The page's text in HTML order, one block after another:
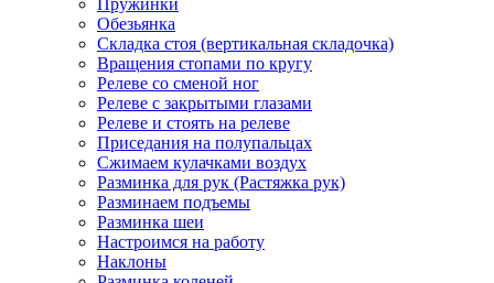
Пружинки
Обезьянка
Складка стоя (вертикальная складочка)
Вращения стопами по кругу
Релеве со сменой ног
Релеве с закрытыми глазами
Релеве и стоять на релеве
Приседания на полупальцах
Сжимаем кулачками воздух
Разминка для рук (Растяжка рук)
Разминаем подъемы
Разминка шеи
Настроимся на работу
Наклоны